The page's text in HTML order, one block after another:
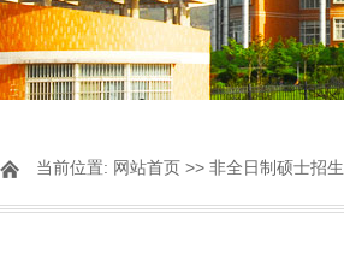
当前位置: 网站首页 >> 非全日制硕士招生